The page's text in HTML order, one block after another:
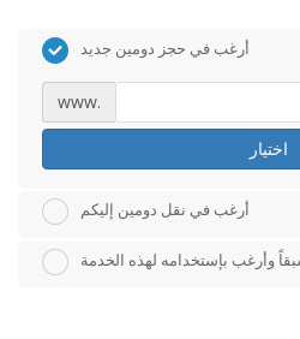
أرغب في حجز دومين جديد
www.
اختيار
أرغب في نقل دومين إليكم
وأرغب بإستخدامه لهذه الخدمة